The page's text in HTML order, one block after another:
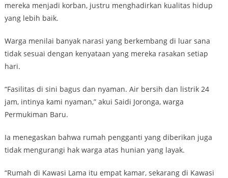
mereka menjadi korban, justru menghadirkan kualitas hidup
yang lebih baik.
Warga menilai banyak narasi yang berkembang di luar sana
tidak sesuai dengan kenyataan yang mereka rasakan setiap
hari.
“Fasilitas di sini bagus dan nyaman. Air bersih dan listrik 24
jam, intinya kami nyaman,” akui Saidi Joronga, warga
Permukiman Baru.
Ia menegaskan bahwa rumah pengganti yang diberikan juga
tidak mengurangi hak warga atas hunian yang layak.
“Rumah di Kawasi Lama itu empat kamar, sekarang di Kawasi